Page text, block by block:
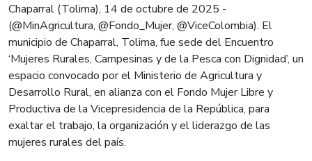
Chaparral (Tolima), 14 de octubre de 2025 -
(@MinAgricultura, @Fondo_Mujer, @ViceColombia). El
municipio de Chaparral, Tolima, fue sede del Encuentro
‘Mujeres Rurales, Campesinas y de la Pesca con Dignidad’, un
espacio convocado por el Ministerio de Agricultura y
Desarrollo Rural, en alianza con el Fondo Mujer Libre y
Productiva de la Vicepresidencia de la República, para
exaltar el trabajo, la organización y el liderazgo de las
mujeres rurales del país.